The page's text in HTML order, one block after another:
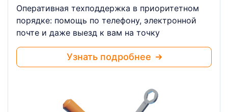
Оперативная техподдержка в приоритетном
порядке: помощь по телефону, электронной
почте и даже выезд к вам на точку
Узнать подробнее